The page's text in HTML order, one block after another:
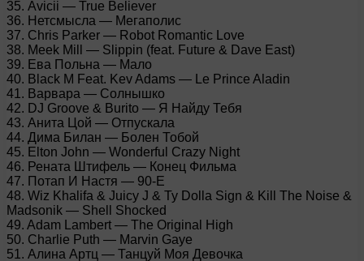
35. Avicii — True Believer
36. Нетсмысла — Мегаполис
37. Chris Parker — Robot Romantic Love
38. Meek Mill — Slippin (feat. Future & Dave East)
39. Ева Польна — Мало
40. Black M Feat. Kev Adams — Le Prince Aladin
41. Варвара — Солнышко
42. DJ Groove & Burito — Я Найду Тебя
43. Анита Цой — Отпускала
44. Дима Билан — Болен Тобой
45. Elton John — Wonderful Crazy Night
46. Рената Штифель — Конец Фильма
47. Потап И Настя — 90-Е
48. Wiz Khalifa & Juicy J & Ty Dolla Sign & Kill The Noise &
Madsonik — Shell Shocked
49. Adam Lambert — The Original High
50. Charlie Puth — Marvin Gaye
51. Алина Артц — Танцуй Моя Девочка